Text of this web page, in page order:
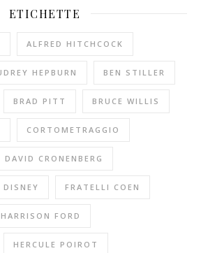
ETICHETTE
ALFRED HITCHCOCK
HEPBURN BEN STILLER
BRAD PITT BRUCE WILLIS
CORTOMETRAGGIO
DAVID CRONENBERG
DISNEY FRATELLI COEN
HARRISON FORD
HERCULE POIROT